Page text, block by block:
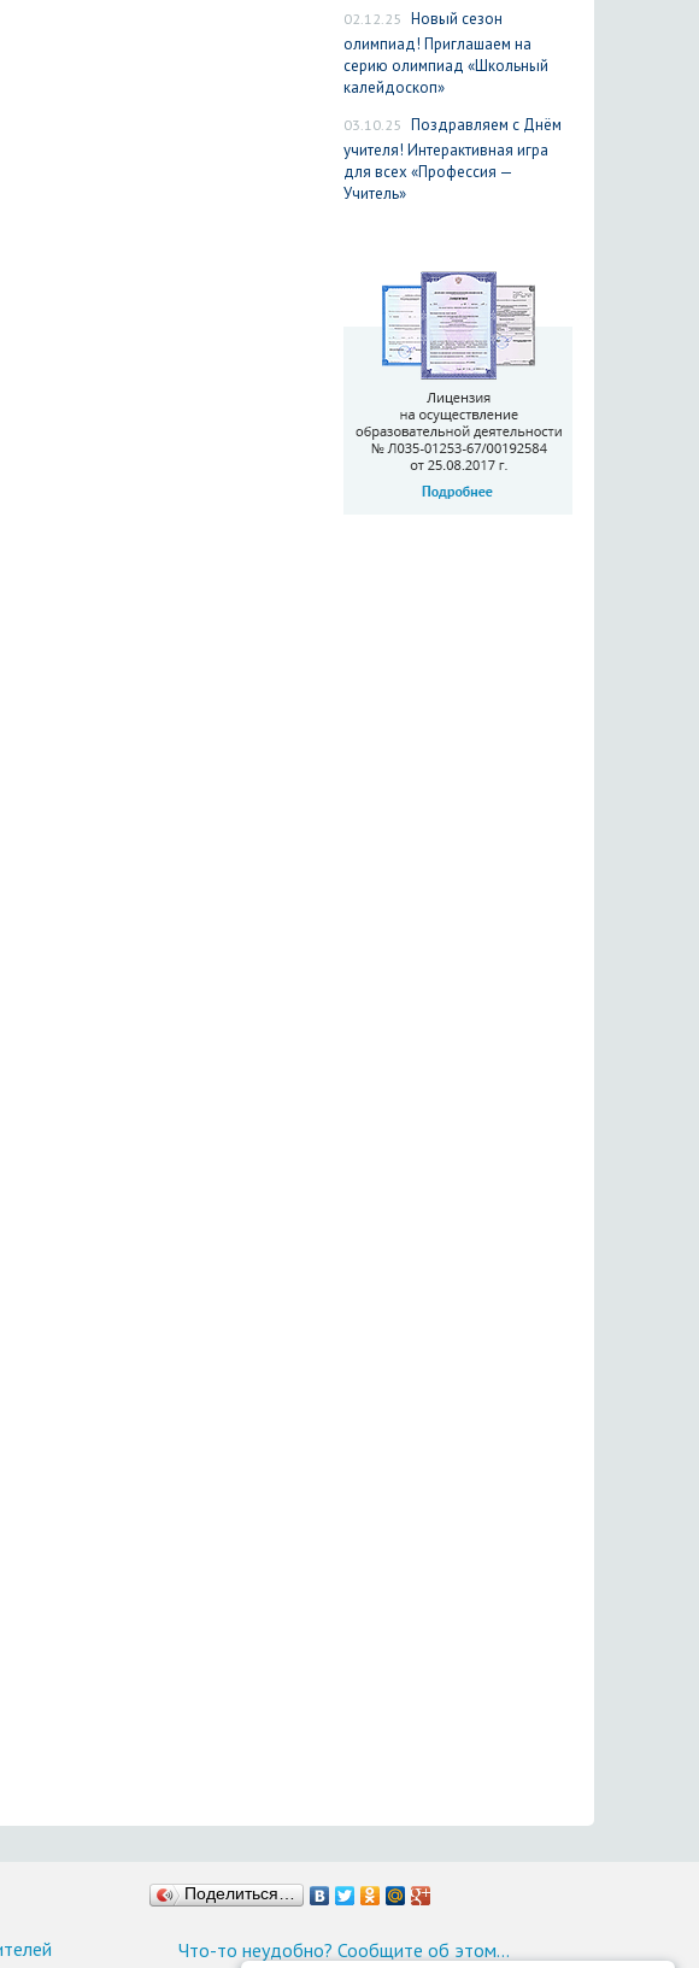
02.12.25 Новый сезон
олимпиад! Приглашаем на
серию олимпиад «Школьный
калейдоскоп»
03.10.25 Поздравляем с Днём
учителя! Интерактивная игра
для всех «Профессия —
Учитель»
Поделиться…
Что-то неудобно? Сообщите об этом…